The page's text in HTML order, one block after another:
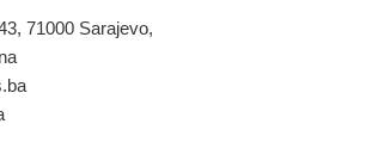
71000 Sarajevo,